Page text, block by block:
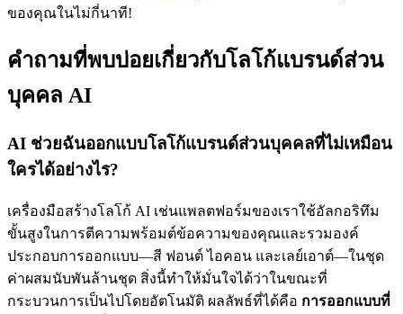
ของคุณในไม่กี่นาที!
คำถามที่พบบ่อยเกี่ยวกับโลโก้แบรนด์ส่วน
บุคคล AI
AI ช่วยฉันออกแบบโลโก้แบรนด์ส่วนบุคคลที่ไม่เหมือน
ใครได้อย่างไร?
เครื่องมือสร้างโลโก้ AI เช่นแพลตฟอร์มของเราใช้อัลกอริทึม
ขั้นสูงในการตีความพร้อมต์ข้อความของคุณและรวมองค์
ประกอบการออกแบบ—สี ฟอนต์ ไอคอน และเลย์เอาต์—ในชุด
ค่าผสมนับพันล้านชุด สิ่งนี้ทำให้มั่นใจได้ว่าในขณะที่
กระบวนการเป็นไปโดยอัตโนมัติ ผลลัพธ์ที่ได้คือ การออกแบบที่